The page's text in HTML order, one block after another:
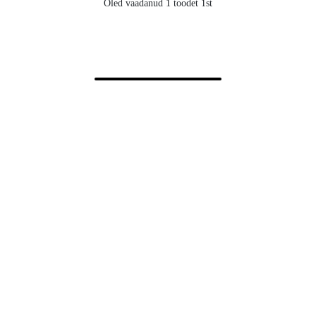
Oled vaadanud 1 toodet 1st